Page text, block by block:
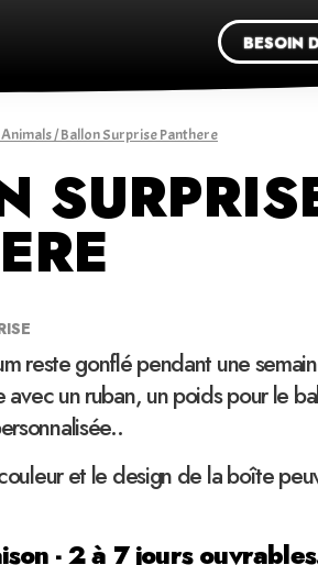
BESOIN
/ Ballon Surprise Panthere
reste gonflé pendant une
un ruban, un poids pour le
et le design de la boîte
- 2 à 7 jours